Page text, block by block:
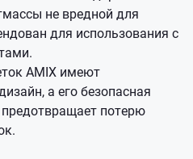
не вредной для
для использования с
AMIX имеют
а его безопасная
потерю